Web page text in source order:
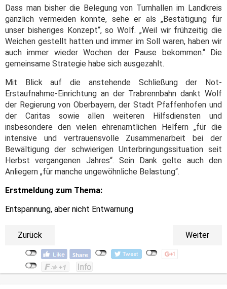
Dass man bisher die Belegung von Turnhallen im Landkreis
gänzlich vermeiden konnte, sehe er als „Bestätigung für
unser bisheriges Konzept“, so Wolf. „Weil wir frühzeitig die
Weichen gestellt hatten und immer im Soll waren, haben wir
auch immer wieder Wochen der Pause bekommen.“ Die
gemeinsame Strategie habe sich ausgezahlt.
Mit Blick auf die anstehende Schließung der Not-
Erstaufnahme-Einrichtung an der Trabrennbahn dankt Wolf
der Regierung von Oberbayern, der Stadt Pfaffenhofen und
der Caritas sowie allen weiteren Hilfsdiensten und
insbesondere den vielen ehrenamtlichen Helfern „für die
intensive und vertrauensvolle Zusammenarbeit bei der
Bewältigung der schwierigen Unterbringungssituation seit
Herbst vergangenen Jahres“. Sein Dank gelte auch den
Anliegern „für manche ungewöhnliche Belastung“.
Erstmeldung zum Thema:
Entspannung, aber nicht Entwarnung
Zurück Weiter